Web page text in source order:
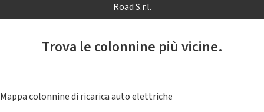
Road S.r.l.
Trova le colonnine più vicine.
Mappa colonnine di ricarica auto elettriche